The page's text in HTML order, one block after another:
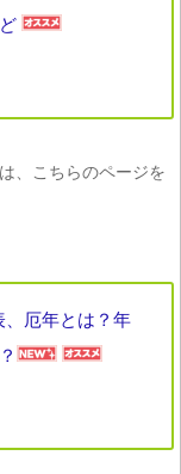
、こちらのページを
、厄年とは？年